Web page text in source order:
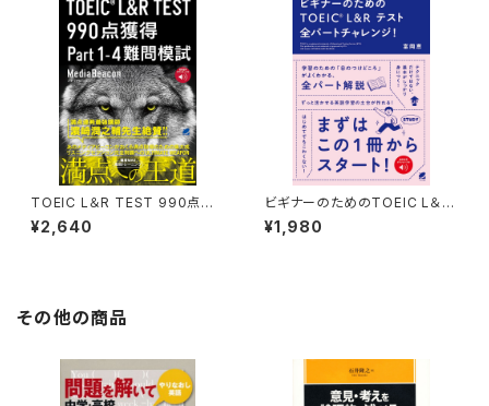
TOEIC L＆R TEST 990点獲
得 Part 1-4 難問模試 ［音声D
L付］
¥2,640
ビギナーのためのTOEIC L＆R
テスト全パートチャレンジ！［音
声DL付］
¥1,980
その他の商品